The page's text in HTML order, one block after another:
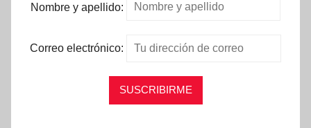
Nombre y apellido:
Correo electrónico: